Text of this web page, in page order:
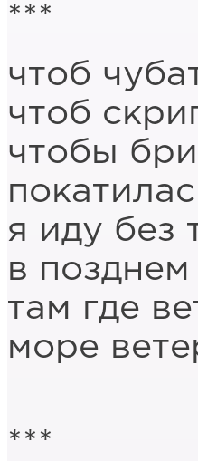
***
чтоб
чтоб
чтобы
я иду без
в позднем
там где
море
***